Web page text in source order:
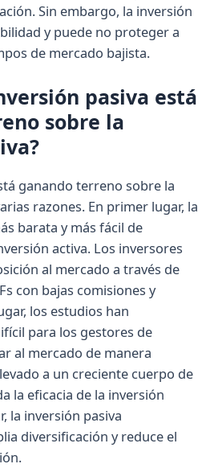
Sin embargo, la inversión
y puede no proteger a
de mercado bajista.
pasiva está
sobre la
ganando terreno sobre la
razones. En primer lugar, la
barata y más fácil de
activa. Los inversores
al mercado a través de
con bajas comisiones y
los estudios han
para los gestores de
al mercado de manera
a un creciente cuerpo de
la eficacia de la inversión
la inversión pasiva
diversificación y reduce el